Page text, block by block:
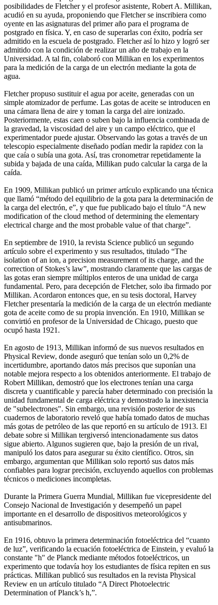
posibilidades de Fletcher y el profesor asistente, Robert A. Millikan,
acudió en su ayuda, proponiendo que Fletcher se inscribiera como
oyente en las asignaturas del primer año para el programa de
postgrado en física. Y, en caso de superarlas con éxito, podría ser
admitido en la escuela de postgrado. Fletcher así lo hizo y logró ser
admitido con la condición de realizar un año de trabajo en la
Universidad. A tal fin, colaboró con Millikan en los experimentos
para la medición de la carga de un electrón mediante la gota de
agua.
Fletcher propuso sustituir el agua por aceite, generadas con un
simple atomizador de perfume. Las gotas de aceite se introducen en
una cámara llena de aire y toman la carga del aire ionizado.
Posteriormente, estas caen o suben bajo la influencia combinada de
la gravedad, la viscosidad del aire y un campo eléctrico, que el
experimentador puede ajustar. Observando las gotas a través de un
telescopio especialmente diseñado podían medir la rapidez con la
que caía o subía una gota. Así, tras cronometrar repetidamente la
subida y bajada de una caída, Millikan pudo calcular la carga de la
caída.
En 1909, Millikan publicó un primer artículo explicando una técnica
que llamó “método del equilibrio de la gota para la determinación de
la carga del electrón, e”, y que fue publicado bajo el título “A new
modification of the cloud method of determining the elementary
electrical charge and the most probable value of that charge”.
En septiembre de 1910, la revista Science publicó un segundo
artículo sobre el experimento y sus resultados, titulado “The
isolation of an ion, a precision measurement of its charge, and the
correction of Stokes’s law”, mostrando claramente que las cargas de
las gotas eran siempre múltiplos enteros de una unidad de carga
fundamental. Pero, para decepción de Fletcher, solo iba firmado por
Millikan. Acordaron entonces que, en su tesis doctoral, Harvey
Fletcher presentaría la medición de la carga de un electrón mediante
gota de aceite como de su propia invención. En 1910, Millikan se
convirtió en profesor de la Universidad de Chicago, puesto que
ocupó hasta 1921.
En agosto de 1913, Millikan informó de sus nuevos resultados en
Physical Review, donde aseguró que tenían solo un 0,2% de
incertidumbre, aportando datos más precisos que suponían una
notable mejora respecto a los obtenidos anteriormente. El trabajo de
Robert Millikan, demostró que los electrones tenían una carga
discreta y cuantificable y parecía haber determinado con precisión la
unidad fundamental de carga eléctrica y demostrado la inexistencia
de "subelectrones". Sin embargo, una revisión posterior de sus
cuadernos de laboratorio reveló que había tomado datos de muchas
más gotas de petróleo de las que reportó en su artículo de 1913. El
debate sobre si Millikan tergiversó intencionadamente sus datos
sigue abierto. Algunos sugieren que, bajo la presión de un rival,
manipuló los datos para asegurar su éxito científico. Otros, sin
embargo, argumentan que Millikan solo reportó sus datos más
confiables para lograr precisión, excluyendo aquellos con problemas
técnicos o mediciones incompletas.
Durante la Primera Guerra Mundial, Millikan fue vicepresidente del
Consejo Nacional de Investigación y desempeñó un papel
importante en el desarrollo de dispositivos meteorológicos y
antisubmarinos.
En 1916, obtuvo la primera determinación fotoeléctrica del “cuanto
de luz”, verificando la ecuación fotoeléctrica de Einstein, y evaluó la
constante "h" de Planck mediante métodos fotoeléctricos, un
experimento que todavía hoy los estudiantes de física repiten en sus
prácticas. Millikan publicó sus resultados en la revista Physical
Review en un artículo titulado “A Direct Photoelectric
Determination of Planck’s h,”.